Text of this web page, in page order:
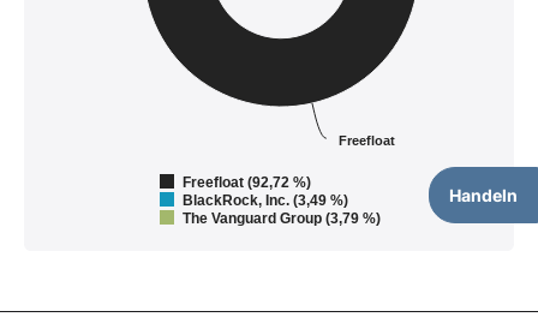
Handeln
Freefloat
Freefloat (92,72 %)
BlackRock, Inc. (3,49 %)
The Vanguard Group (3,79 %)